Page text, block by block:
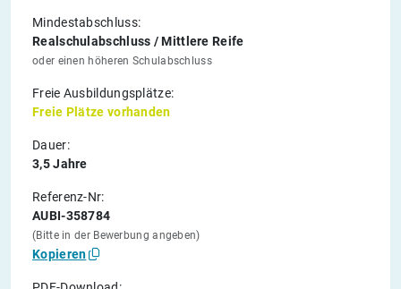
Mindestabschluss:
Realschulabschluss / Mittlere Reife
oder einen höheren Schulabschluss
Freie Ausbildungsplätze:
Freie Plätze vorhanden
Dauer:
3,5 Jahre
Referenz-Nr:
AUBI-358784
(Bitte in der Bewerbung angeben)
Kopieren